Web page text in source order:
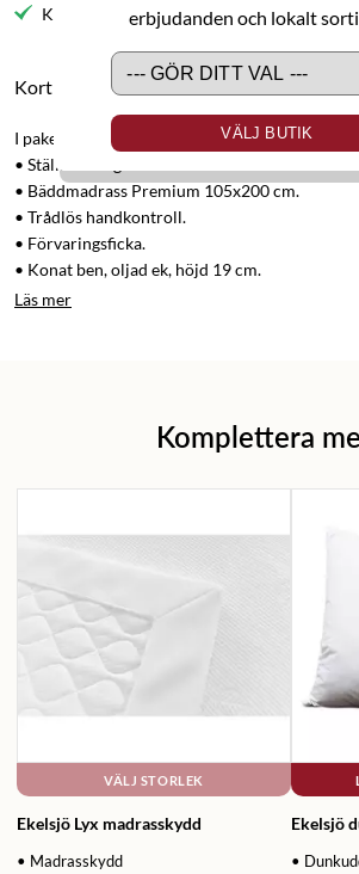
erbjudanden och lokalt
VÄLJ BUTIK
Kvalitetsmöbler
Kort produktbeskrivning
I paketet ingår:
• Ställbar säng Premium 105x200 cm.
• Bäddmadrass Premium 105x200 cm.
• Trådlös handkontroll.
• Förvaringsficka.
• Konat ben, oljad ek, höjd 19 cm.
Läs mer
Komplettera
VÄLJ STORLEK
Ekelsjö Lyx madrasskydd
• Madrasskydd
Ekelsjö
•